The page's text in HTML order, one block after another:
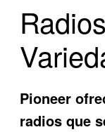
Pioneer
radios que